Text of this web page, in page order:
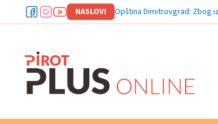
NASLOVI Opština Dimitrovgrad: Zbog